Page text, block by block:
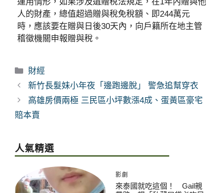
人的財產，總值超過贈與稅免稅額、即244萬元
時，應該要在贈與日後30天內，向戶籍所在地主管
稽徵機關申報贈與稅。
分
類
財經
新竹長髮妹小年夜「邊跑邊脫」 警急追幫穿衣
高雄房價兩極 三民區小坪數漲4成、蛋黃區豪宅
賠本賣
人氣精選
影劇
來泰國就吃這個！ Gail親